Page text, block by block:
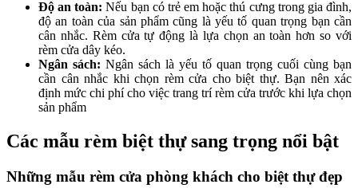
Độ an toàn: Nếu bạn có trẻ em hoặc thú cưng trong gia đình,
độ an toàn của sản phẩm cũng là yếu tố quan trọng bạn cần
cân nhắc. Rèm cửa tự động là lựa chọn an toàn hơn so với
rèm cửa dây kéo.
Ngân sách: Ngân sách là yếu tố quan trọng cuối cùng bạn
cần cân nhắc khi chọn rèm cửa cho biệt thự. Bạn nên xác
định mức chi phí cho việc trang trí rèm cửa trước khi lựa chọn
sản phẩm
Các mẫu rèm biệt thự sang trọng nổi bật
Những mẫu rèm cửa phòng khách cho biệt thự đẹp